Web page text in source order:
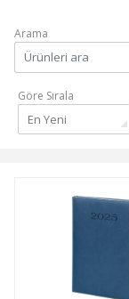
Arama
Göre Sırala
En Yeni